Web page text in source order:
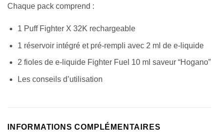
Chaque pack comprend :
1 Puff Fighter X 32K rechargeable
1 réservoir intégré et pré-rempli avec 2 ml de e-liquide
2 fioles de e-liquide Fighter Fuel 10 ml saveur “Hogano”
Les conseils d’utilisation
INFORMATIONS COMPLÉMENTAIRES